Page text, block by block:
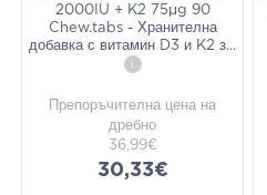
2000IU + K2 75μg 90
Chew.tabs - Хранителна
добавка с витамин D3 и K2 з...
i
Препоръчителна цена на
дребно
36,99€
30,33€